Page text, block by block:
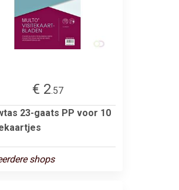
€ 2.57
23-gaats PP voor 10
shops